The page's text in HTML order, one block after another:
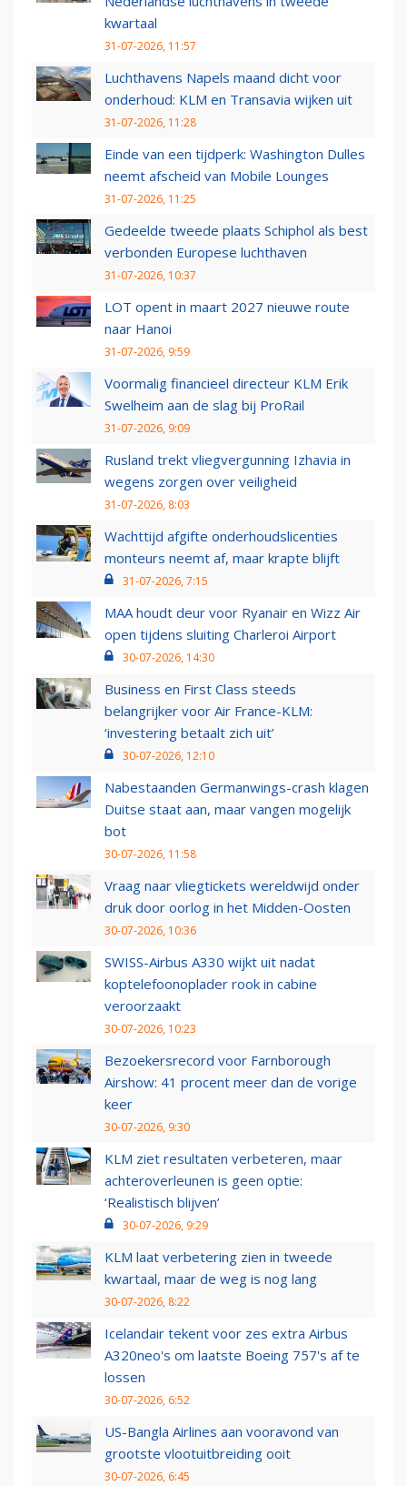
kwartaal
31-07-2026, 11:57
Luchthavens Napels maand dicht voor
onderhoud: KLM en Transavia wijken uit
31-07-2026, 11:28
Einde van een tijdperk: Washington Dulles
neemt afscheid van Mobile Lounges
31-07-2026, 11:25
Gedeelde tweede plaats Schiphol als best
verbonden Europese luchthaven
31-07-2026, 10:37
LOT opent in maart 2027 nieuwe route
naar Hanoi
31-07-2026, 9:59
Voormalig financieel directeur KLM Erik
Swelheim aan de slag bij ProRail
31-07-2026, 9:09
Rusland trekt vliegvergunning Izhavia in
wegens zorgen over veiligheid
31-07-2026, 8:03
Wachttijd afgifte onderhoudslicenties
monteurs neemt af, maar krapte blijft
31-07-2026, 7:15
MAA houdt deur voor Ryanair en Wizz Air
open tijdens sluiting Charleroi Airport
30-07-2026, 14:30
Business en First Class steeds
belangrijker voor Air France-KLM:
‘investering betaalt zich uit’
30-07-2026, 12:10
Nabestaanden Germanwings-crash klagen
Duitse staat aan, maar vangen mogelijk
bot
30-07-2026, 11:58
Vraag naar vliegtickets wereldwijd onder
druk door oorlog in het Midden-Oosten
30-07-2026, 10:36
SWISS-Airbus A330 wijkt uit nadat
koptelefoonoplader rook in cabine
veroorzaakt
30-07-2026, 10:23
Bezoekersrecord voor Farnborough
Airshow: 41 procent meer dan de vorige
keer
30-07-2026, 9:30
KLM ziet resultaten verbeteren, maar
achteroverleunen is geen optie:
‘Realistisch blijven’
30-07-2026, 9:29
KLM laat verbetering zien in tweede
kwartaal, maar de weg is nog lang
30-07-2026, 8:22
Icelandair tekent voor zes extra Airbus
A320neo's om laatste Boeing 757's af te
lossen
30-07-2026, 6:52
US-Bangla Airlines aan vooravond van
grootste vlootuitbreiding ooit
30-07-2026, 6:45